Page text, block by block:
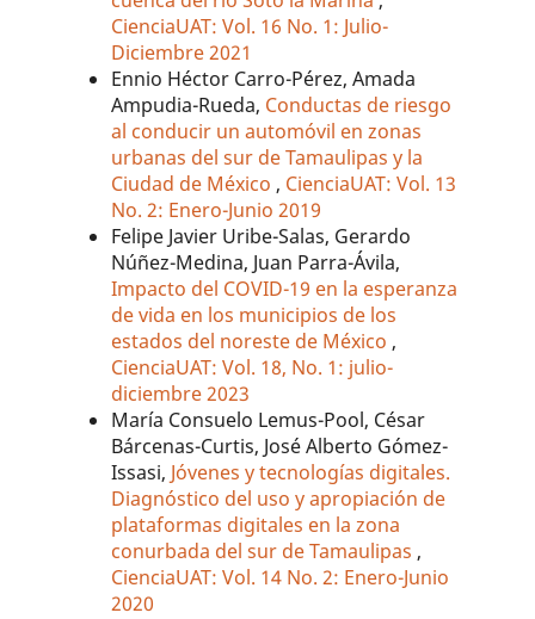
CienciaUAT: Vol. 16 No. 1: Julio-
Diciembre 2021
Ennio Héctor Carro-Pérez, Amada
Ampudia-Rueda, Conductas de riesgo
al conducir un automóvil en zonas
urbanas del sur de Tamaulipas y la
Ciudad de México , CienciaUAT: Vol. 13
No. 2: Enero-Junio 2019
Felipe Javier Uribe-Salas, Gerardo
Núñez-Medina, Juan Parra-Ávila,
Impacto del COVID-19 en la esperanza
de vida en los municipios de los
estados del noreste de México ,
CienciaUAT: Vol. 18, No. 1: julio-
diciembre 2023
María Consuelo Lemus-Pool, César
Bárcenas-Curtis, José Alberto Gómez-
Issasi, Jóvenes y tecnologías digitales.
Diagnóstico del uso y apropiación de
plataformas digitales en la zona
conurbada del sur de Tamaulipas ,
CienciaUAT: Vol. 14 No. 2: Enero-Junio
2020